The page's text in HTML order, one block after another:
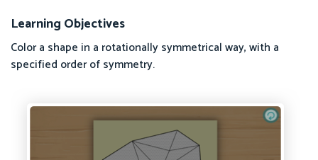
Learning Objectives
Color a shape in a rotationally symmetrical way, with a
specified order of symmetry.